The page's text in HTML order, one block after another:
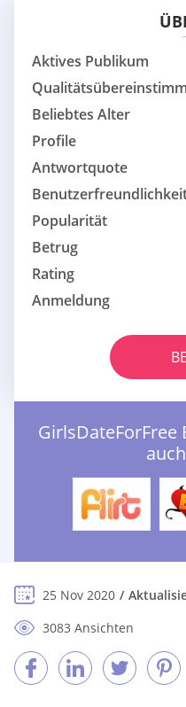
Aktives Publikum
Beliebtes Alter
Profile
Antwortquote
Popularität
Betrug
Rating
Anmeldung
25 Nov 2020
3083 Ansichten